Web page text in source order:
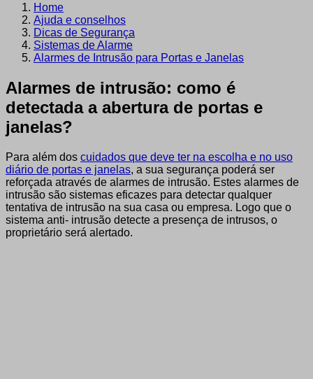
Home
Ajuda e conselhos
Dicas de Segurança
Sistemas de Alarme
Alarmes de Intrusão para Portas e Janelas
Alarmes de intrusão: como é
detectada a abertura de portas e
janelas?
Para além dos cuidados que deve ter na escolha e no uso
diário de portas e janelas, a sua segurança poderá ser
reforçada através de alarmes de intrusão. Estes alarmes de
intrusão são sistemas eficazes para detectar qualquer
tentativa de intrusão na sua casa ou empresa. Logo que o
sistema anti- intrusão detecte a presença de intrusos, o
proprietário será alertado.